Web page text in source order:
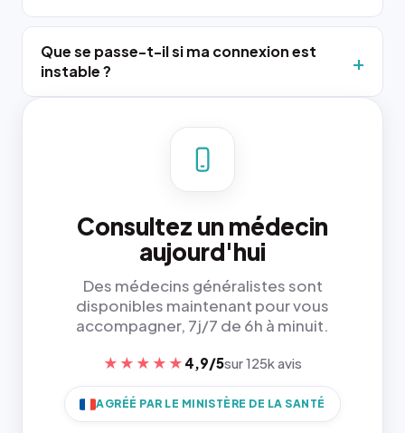
Que se passe-t-il si ma connexion est
instable ?
Consultez un médecin
aujourd'hui
Des médecins généralistes sont
disponibles maintenant pour vous
accompagner, 7j/7 de 6h à minuit.
★★★★★ 4,9/5sur 125k avis
AGRÉÉ PAR LE MINISTÈRE DE LA SANTÉ